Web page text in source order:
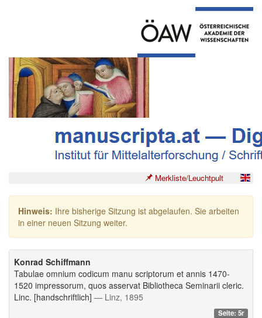
Merkliste/Leuchtpult
Hinweis: Ihre bisherige Sitzung ist abgelaufen. Sie arbeiten
in einer neuen Sitzung weiter.
Konrad Schiffmann
Tabulae omnium codicum manu scriptorum et annis 1470-
1520 impressorum, quos asservat Bibliotheca Seminarii cleric.
Linc. [handschriftlich] — Linz, 1895
Seite: 5r